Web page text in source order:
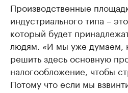
Производственные
индустриального типа –
который будет
людям. «И мы уже думаем,
решить здесь основную
налогообложение, чтобы
Потому что если мы